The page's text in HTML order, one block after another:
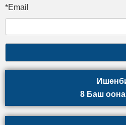
*Email
8 Баш оона